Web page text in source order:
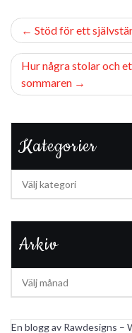
Stöd för ett
Hur några stolar och
sommaren
Kategorier
Arkiv
En blogg av Rawdesigns –